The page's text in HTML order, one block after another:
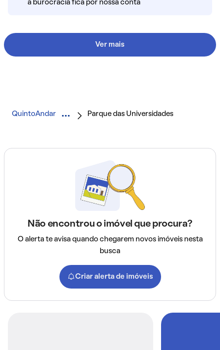
a burocracia fica por nossa conta
Ver mais
QuintoAndar Parque das Universidades
Não encontrou o imóvel que procura?
O alerta te avisa quando chegarem novos imóveis nesta
busca
Criar alerta de imóveis